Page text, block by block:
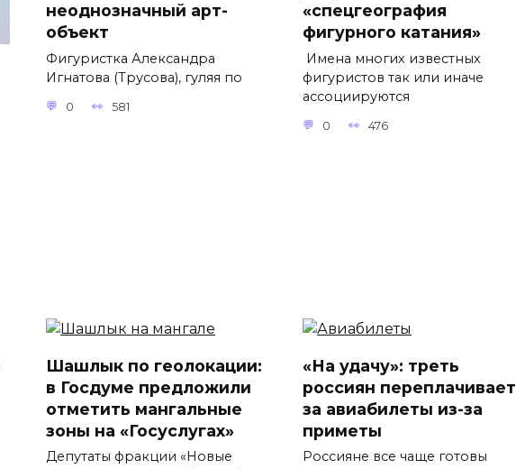
неоднозначный арт-
объект
Фигуристка Александра
Игнатова (Трусова), гуляя по
0 581
«спецгеография
фигурного катания»
Имена многих известных
фигуристов так или иначе
ассоциируются
0 476
Шашлык по геолокации:
в Госдуме предложили
отметить мангальные
зоны на «Госуслугах»
Депутаты фракции «Новые
«На удачу»: треть
россиян переплачивает
за авиабилеты из-за
приметы
Россияне все чаще готовы